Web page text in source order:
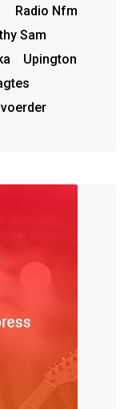
Radio Nfm
Sam
Upington